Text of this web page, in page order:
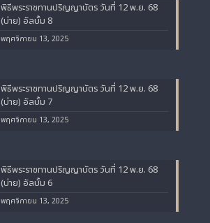
พิธีพระราชทานปริญญาบัตร วันที่ 12 พ.ย. 68
(บ่าย) อัลบั้ม 8
พฤศจิกายน 13, 2025
พิธีพระราชทานปริญญาบัตร วันที่ 12 พ.ย. 68
(บ่าย) อัลบั้ม 7
พฤศจิกายน 13, 2025
พิธีพระราชทานปริญญาบัตร วันที่ 12 พ.ย. 68
(บ่าย) อัลบั้ม 6
พฤศจิกายน 13, 2025